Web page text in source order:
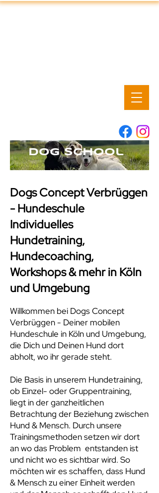
dog school
Dogs Concept Verbrüggen
- Hundeschule
Individuelles
Hundetraining,
Hundecoaching,
Workshops & mehr in Köln
und Umgebung
Willkommen bei Dogs Concept
Verbrüggen - Deiner mobilen
Hundeschule in Köln und Umgebung,
die Dich und Deinen Hund dort
abholt, wo ihr gerade steht.
Die Basis in unserem Hundetraining,
ob Einzel- oder Gruppentraining,
liegt in der ganzheitlichen
Betrachtung der Beziehung zwischen
Hund & Mensch. Durch unsere
Trainingsmethoden setzen wir dort
an wo das Problem entstanden ist
und nicht wo es sichtbar wird. So
möchten wir es schaffen, dass Hund
& Mensch zu einer Einheit werden